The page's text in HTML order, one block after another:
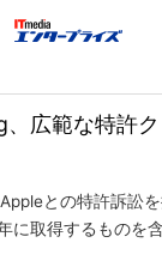
広範な特許
との特許訴訟
に取得するものを